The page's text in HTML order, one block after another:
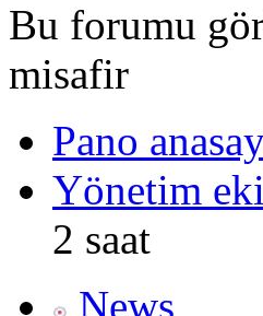
Bu forumu
misafir
Pano
Yönetim
2 saat
News